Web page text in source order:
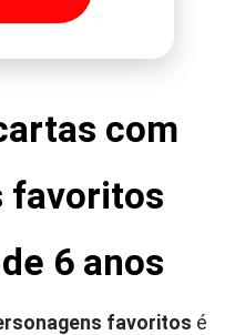
com
favoritos
6 anos
favoritos é